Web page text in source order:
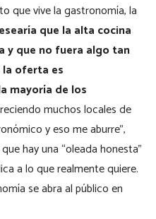
que vive la gastronomía, la
que la alta cocina
y que no fuera algo tan
oferta es
mayoría de los
muchos locales de
y eso me aburre”,
hay una “oleada honesta”
a lo que realmente quiere.
se abra al público en